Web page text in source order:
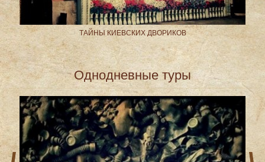
ТАЙНЫ КИЕВСКИХ ДВОРИКОВ
Однодневные туры
prev next